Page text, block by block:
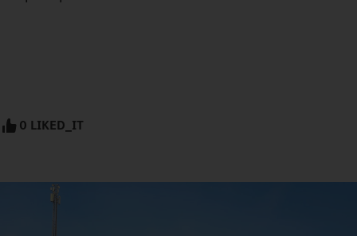
0 LIKED_IT